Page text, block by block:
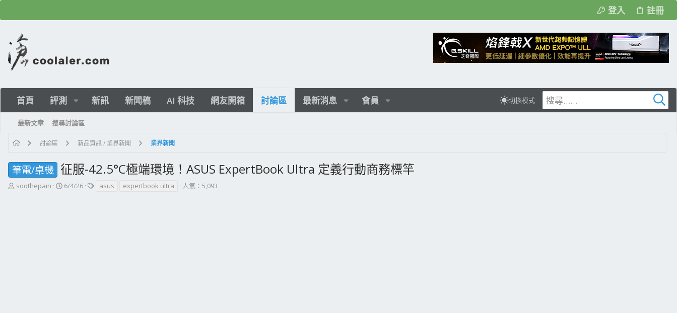
登入 註冊
首頁 評測 新訊 新聞稿 AI 科技 網友開箱 討論區 最新消息 會員 切換模式
最新文章 搜尋討論區
討論區 新品資訊 / 業界新聞 業界新聞
筆電/桌機 征服-42.5°C極端環境！ASUS ExpertBook Ultra 定義行動商務標竿
主
soothepain
開
6/4/26
標asus expertbook ultra 人氣：5,093